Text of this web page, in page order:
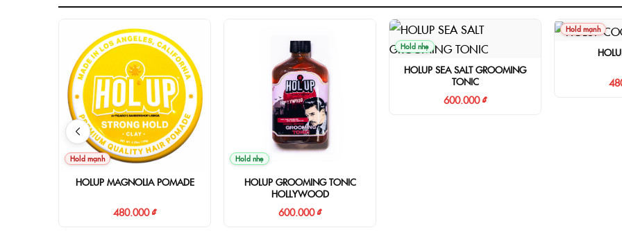
Hold mạnh
HOLUP MAGNOLIA POMADE
480.000 ₫
Hold nhẹ
HOLUP GROOMING TONIC
HOLLYWOOD
600.000 ₫
Hold nhẹ
HOLUP SEA SALT GROOMING
TONIC
600.000 ₫
Hold mạnh